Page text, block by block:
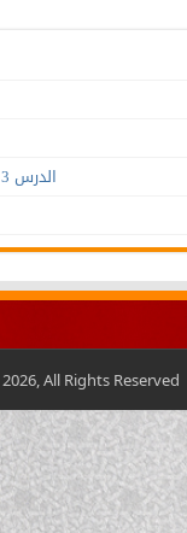
الدرس 3 شرح أحاديث من (صحيح مسلم): كتاب الإيمان 1
All Rights Reserved